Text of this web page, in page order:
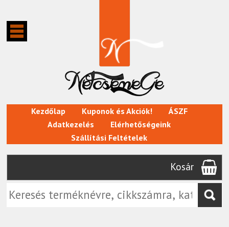
Kezdőlap Kuponok és Akciók!
ÁSZF
Adatkezelés
Elérhetőségeink
Szállítási Feltételek
Kosár